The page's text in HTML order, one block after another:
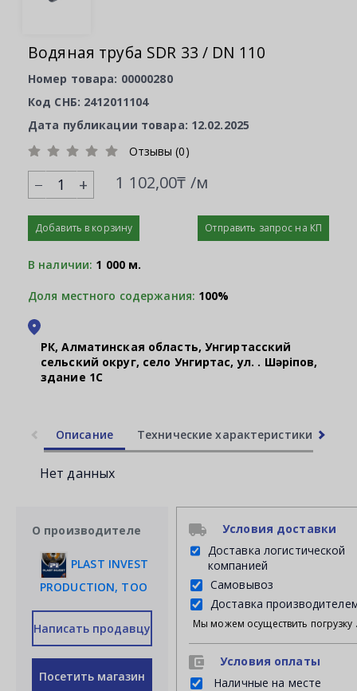
Водяная труба SDR 33 / DN 110
Номер товара: 00000280
Код СНБ: 2412011104
Дата публикации товара: 12.02.2025
Отзывы (0)
+ 1 102,00₸ /м
Добавить в корзину Отправить запрос на КП
В наличии: 1 000 м.
Доля местного содержания: 100%
РК, Алматинская область, Унгиртасский
сельский округ, село Унгиртас, ул. Қ. Шәріпов,
здание 1С
Описание Технические характеристики
Нет данных
О производителе
PLAST INVEST
PRODUCTION, ТОО
Написать продавцу
Посетить магазин
Условия доставки
Доставка логистической
компанией
Самовывоз
Доставка
Мы можем осуществить погрузку
Условия оплаты
Наличные на месте